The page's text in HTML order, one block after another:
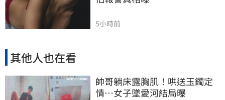
5小時前
其他人也在看
帥哥躺床露胸肌！哄送玉鐲定
情…女子墜愛河結局曝